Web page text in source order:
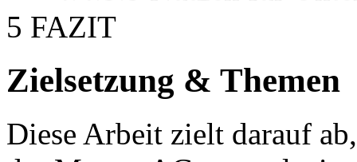
5 FAZIT
Zielsetzung & Themen
Diese Arbeit zielt darauf